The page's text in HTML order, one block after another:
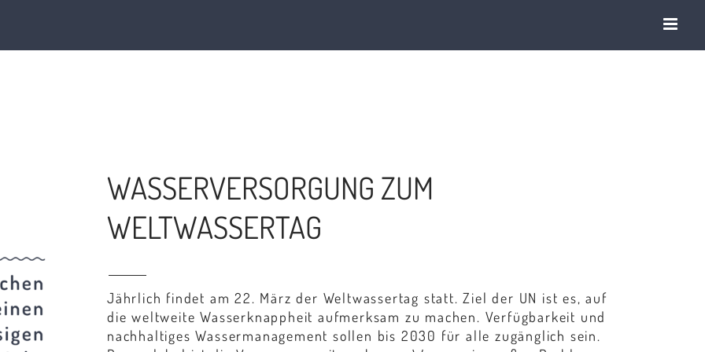
WASSERVERSORGUNG ZUM
WELTWASSERTAG
Jährlich findet am 22. März der Weltwassertag statt. Ziel der UN ist es, auf
die weltweite Wasserknappheit aufmerksam zu machen. Verfügbarkeit und
nachhaltiges Wassermanagement sollen bis 2030 für alle zugänglich sein.